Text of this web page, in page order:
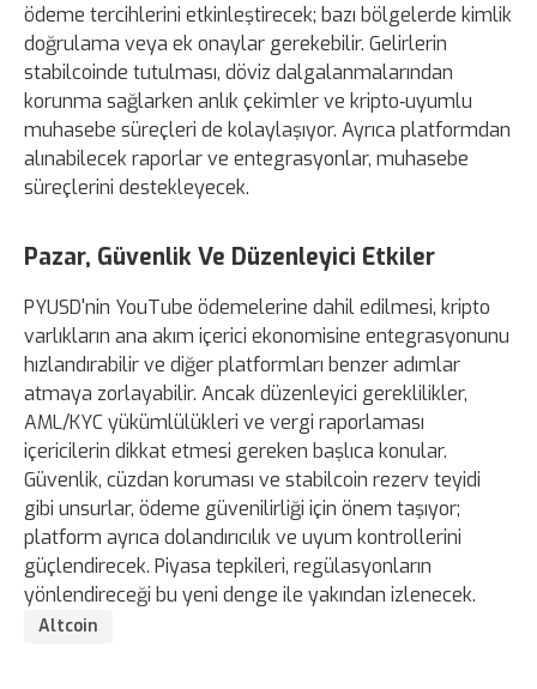
ödeme tercihlerini etkinleştirecek; bazı bölgelerde kimlik
doğrulama veya ek onaylar gerekebilir. Gelirlerin
stabilcoinde tutulması, döviz dalgalanmalarından
korunma sağlarken anlık çekimler ve kripto‑uyumlu
muhasebe süreçleri de kolaylaşıyor. Ayrıca platformdan
alınabilecek raporlar ve entegrasyonlar, muhasebe
süreçlerini destekleyecek.
Pazar, Güvenlik Ve Düzenleyici Etkiler
PYUSD'nin YouTube ödemelerine dahil edilmesi, kripto
varlıkların ana akım içerici ekonomisine entegrasyonunu
hızlandırabilir ve diğer platformları benzer adımlar
atmaya zorlayabilir. Ancak düzenleyici gereklilikler,
AML/KYC yükümlülükleri ve vergi raporlaması
içericilerin dikkat etmesi gereken başlıca konular.
Güvenlik, cüzdan koruması ve stabilcoin rezerv teyidi
gibi unsurlar, ödeme güvenilirliği için önem taşıyor;
platform ayrıca dolandırıcılık ve uyum kontrollerini
güçlendirecek. Piyasa tepkileri, regülasyonların
yönlendireceği bu yeni denge ile yakından izlenecek.
Altcoin